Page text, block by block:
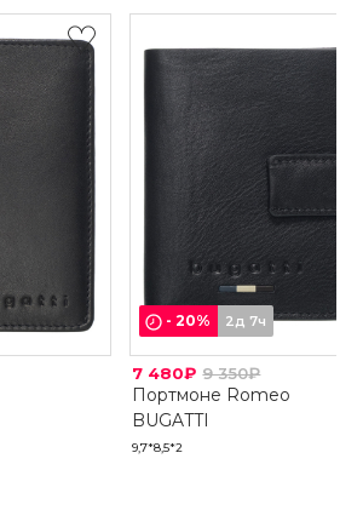
-20% 2д 7ч
7 480₽ 9 350₽
Портмоне Romeo
BUGATTI
9,7*8,5*2